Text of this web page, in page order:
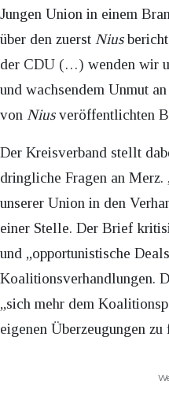
Jungen Union in einem
über den zuerst Nius
der CDU (…) wenden wir
und wachsendem Unmut
von Niusveröffentlichten
Der Kreisverband stellt
dringliche Fragen an
unserer Union in den
einer Stelle. Der Brief
und „opportunistische
Koalitionsverhandlungen.
„sich mehr dem
eigenen Überzeugungen zu